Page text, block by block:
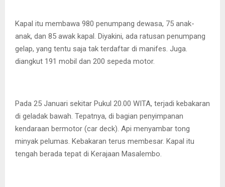
Kapal itu membawa 980 penumpang dewasa, 75 anak-
anak, dan 85 awak kapal. Diyakini, ada ratusan penumpang
gelap, yang tentu saja tak terdaftar di manifes. Juga.
diangkut 191 mobil dan 200 sepeda motor.
Pada 25 Januari sekitar Pukul 20.00 WITA, terjadi kebakaran
di geladak bawah. Tepatnya, di bagian penyimpanan
kendaraan bermotor (car deck). Api menyambar tong
minyak pelumas. Kebakaran terus membesar. Kapal itu
tengah berada tepat di Kerajaan Masalembo.